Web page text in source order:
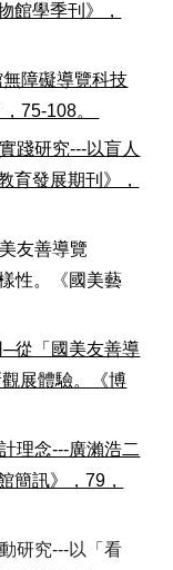
館學季刊》，
障礙導覽科技
75-108。
踐研究---以盲人
育發展期刊》，
友善導覽
性。
《國美藝
─從「國美友善導
展體驗。《博
理念---廣瀨浩二
簡訊》，79，
研究---以「看